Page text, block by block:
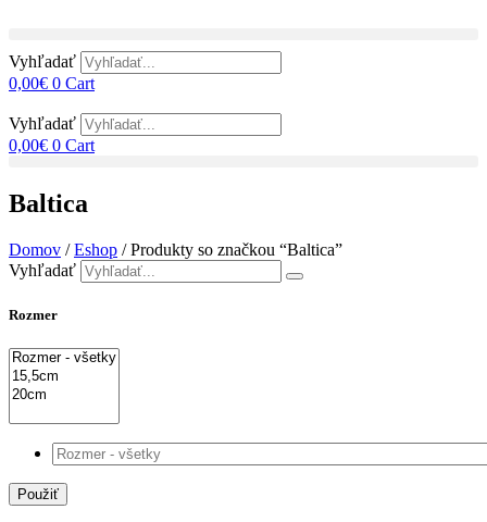
obsah
Vyhľadať
0,00€ 0 Cart
Vyhľadať
0,00€ 0 Cart
Baltica
Domov /Eshop / Produkty so značkou “Baltica”
Vyhľadať
Rozmer
Použiť